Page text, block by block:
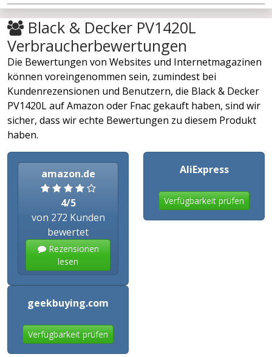
Black & Decker PV1420L
Verbraucherbewertungen
Die Bewertungen von Websites und Internetmagazinen
können voreingenommen sein, zumindest bei
Kundenrezensionen und Benutzern, die Black & Decker
PV1420L auf Amazon oder Fnac gekauft haben, sind wir
sicher, dass wir echte Bewertungen zu diesem Produkt
haben.
amazon.de
4/5
von 272 Kunden
bewertet
Rezensionen
lesen
AliExpress
Verfügbarkeit prüfen
geekbuying.com
Verfügbarkeit prüfen